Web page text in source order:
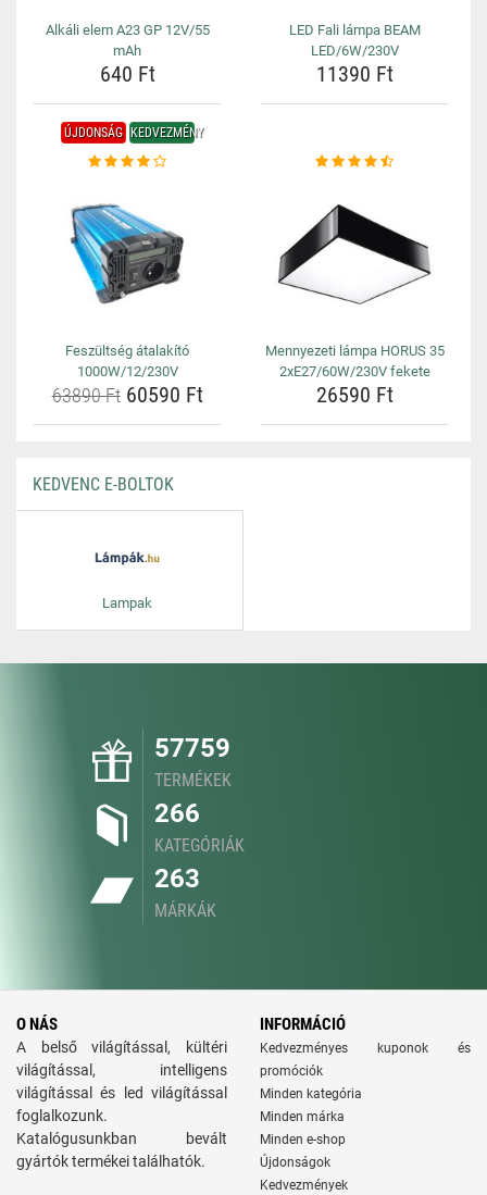
Alkáli elem A23 GP 12V/55
mAh
640 Ft
LED Fali lámpa BEAM
LED/6W/230V
11390 Ft
ÚJDONSÁG KEDVEZMÉNY
Feszültség átalakító
1000W/12/230V
63890 Ft60590 Ft
Mennyezeti lámpa HORUS 35
2xE27/60W/230V fekete
26590 Ft
KEDVENC E-BOLTOK
Lampak
57759
TERMÉKEK
266
KATEGÓRIÁK
263
MÁRKÁK
O NÁS
A belső világítással, kültéri
világítással, intelligens
világítással és led világítással
foglalkozunk.
Katalógusunkban bevált
gyártók termékei találhatók.
INFORMÁCIÓ
Kedvezményes kuponok és
promóciók
Minden kategória
Minden márka
Minden e-shop
Újdonságok
Kedvezmények